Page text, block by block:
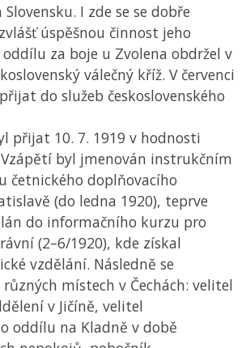
I zde se se dobře
úspěšnou činnost jeho
za boje u Zvolena obdržel v
válečný kříž. V červenci
do služeb československého
přijat 10. 7. 1919 v hodnosti
byl jmenován instrukčním
četnického doplňovacího
(do ledna 1920), teprve
do informačního kurzu pro
(2–6/1920), kde získal
vzdělání. Následně se
místech v Čechách: velitel
v Jičíně, velitel
oddílu na Kladně v době